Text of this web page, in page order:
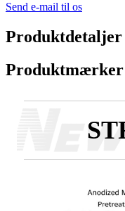
Send e-mail til os
Produktdetaljer
Produktmærker